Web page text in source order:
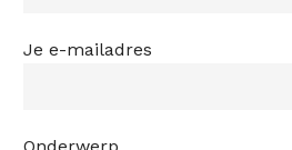
Je e-mailadres